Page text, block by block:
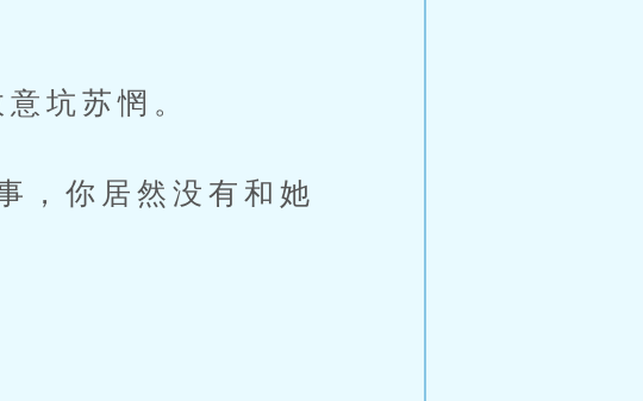
坑苏惘。
，你居然没有和她